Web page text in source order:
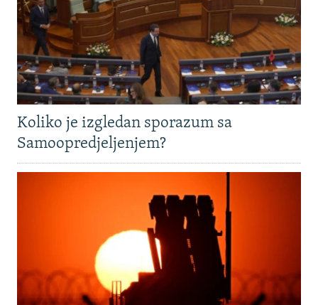
Koliko je izgledan sporazum sa
Samoopredjeljenjem?